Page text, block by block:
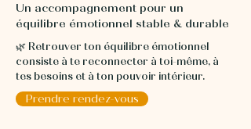
Un accompagnement pour un
équilibre émotionnel stable & durable
🌿 Retrouver ton équilibre émotionnel
consiste à te reconnecter à toi-même, à
tes besoins et à ton pouvoir intérieur.
Prendre rendez-vous